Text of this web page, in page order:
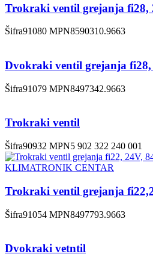
Trokraki ventil grejanja fi28,
Šifra91080 MPN8590310.9663
Dvokraki ventil grejanja
Šifra91079 MPN8497342.9663
Trokraki ventil
Šifra90932 MPN5 902 322 240 001
Trokraki ventil grejanja
Šifra91054 MPN8497793.9663
Dvokraki vetntil